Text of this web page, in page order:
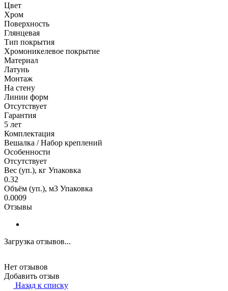
Цвет
Хром
Поверхность
Глянцевая
Тип покрытия
Хромоникелевое покрытие
Материал
Латунь
Монтаж
На стену
Линии форм
Отсутствует
Гарантия
5 лет
Комплектация
Вешалка / Набор креплений
Особенности
Отсутствует
Вес (уп.), кг Упаковка
0.32
Объём (уп.), м3 Упаковка
0.0009
Отзывы
Загрузка отзывов...
Нет отзывов
Добавить отзыв
Назад к списку